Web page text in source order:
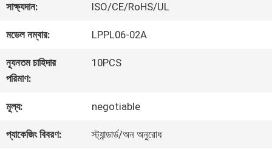
আমাদের
সম্পর্কে
ভ্রমণ
সাক্ষ্যদান: ISO/CE/RoHS/UL
মডেল নম্বার: LPPL06-02A
ন্যূনতম চাহিদার
পরিমাণ:
10PCS
মূল্য: negotiable
প্যাকেজিং বিবরণ: স্ট্যান্ডার্ড/অন অনুরোধ